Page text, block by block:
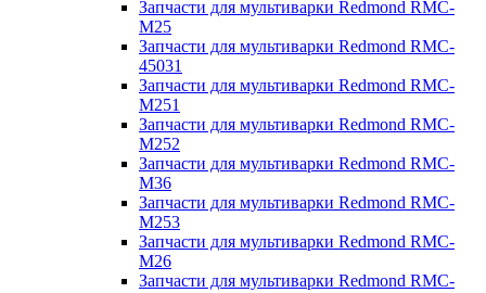
Запчасти для мультиварки Redmond RMC-
M25
Запчасти для мультиварки Redmond RMC-
45031
Запчасти для мультиварки Redmond RMC-
M251
Запчасти для мультиварки Redmond RMC-
M252
Запчасти для мультиварки Redmond RMC-
M36
Запчасти для мультиварки Redmond RMC-
M253
Запчасти для мультиварки Redmond RMC-
M26
Запчасти для мультиварки Redmond RMC-